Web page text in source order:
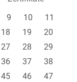
9 10
11
18 19
20
27 28
29
36 37
38
45 46
47